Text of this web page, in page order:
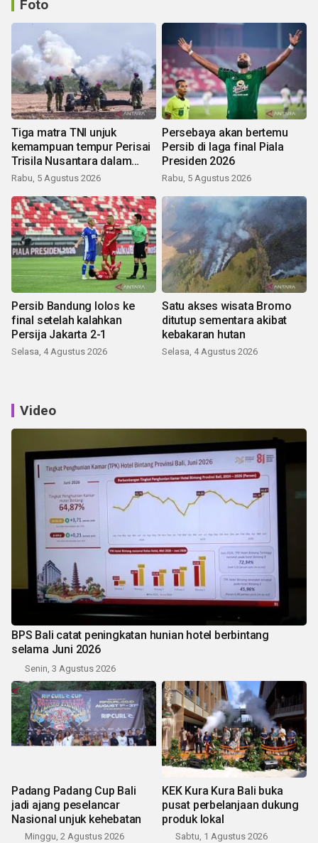
Foto
Tiga matra TNI unjuk
kemampuan tempur Perisai
Trisila Nusantara dalam
latihan di Kepri
Rabu, 5 Agustus 2026
Persebaya akan bertemu
Persib di laga final Piala
Presiden 2026
Rabu, 5 Agustus 2026
Persib Bandung lolos ke
final setelah kalahkan
Persija Jakarta 2-1
Selasa, 4 Agustus 2026
Satu akses wisata Bromo
ditutup sementara akibat
kebakaran hutan
Selasa, 4 Agustus 2026
Video
BPS Bali catat peningkatan hunian hotel berbintang
selama Juni 2026
Senin, 3 Agustus 2026
Padang Padang Cup Bali
jadi ajang peselancar
Nasional unjuk kehebatan
Minggu, 2 Agustus 2026
KEK Kura Kura Bali buka
pusat perbelanjaan dukung
produk lokal
Sabtu, 1 Agustus 2026